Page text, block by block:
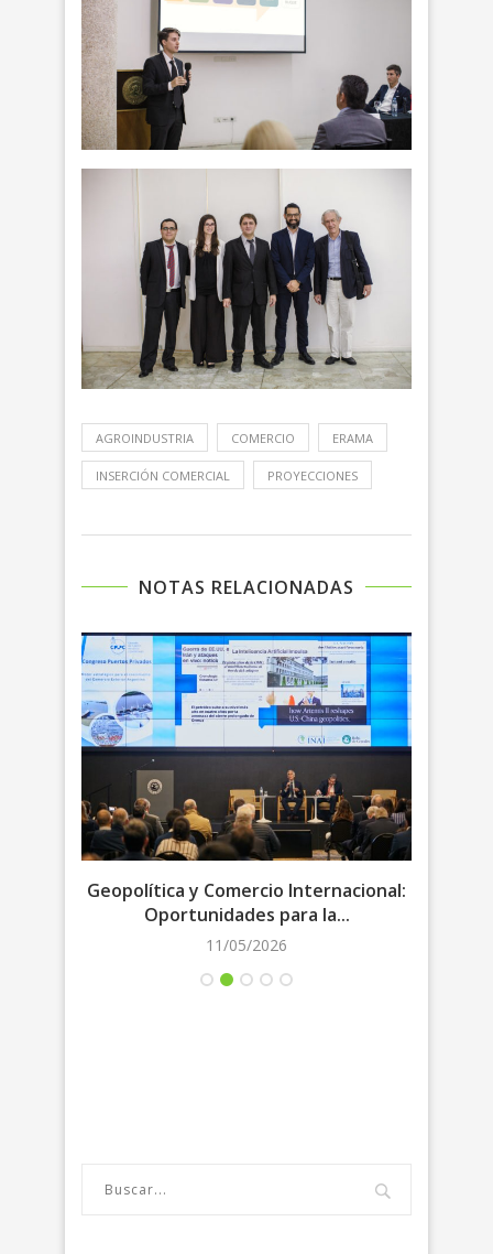
AGROINDUSTRIA COMERCIO ERAMA
INSERCIÓN COMERCIAL PROYECCIONES
NOTAS RELACIONADAS
Geopolítica y Comercio Internacional:
Oportunidades para la...
11/05/2026